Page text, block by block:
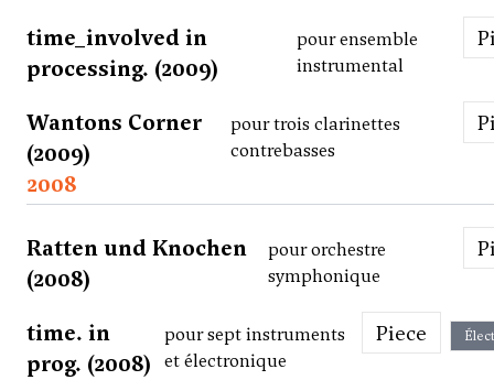
time_involved in
processing. (2009)
pour ensemble
instrumental
Wantons Corner
(2009)
pour trois clarinettes
contrebasses
2008
Ratten und Knochen
(2008)
pour orchestre
symphonique
time. in
prog. (2008)
pour sept instruments
et électronique
Piece